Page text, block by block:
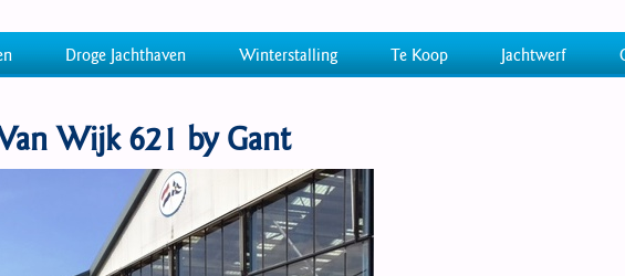
Droge Jachthaven Winterstalling Te Koop Jachtwerf
Wijk 621 by Gant